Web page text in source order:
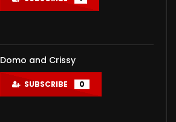
Domo and Crissy
SUBSCRIBE 0